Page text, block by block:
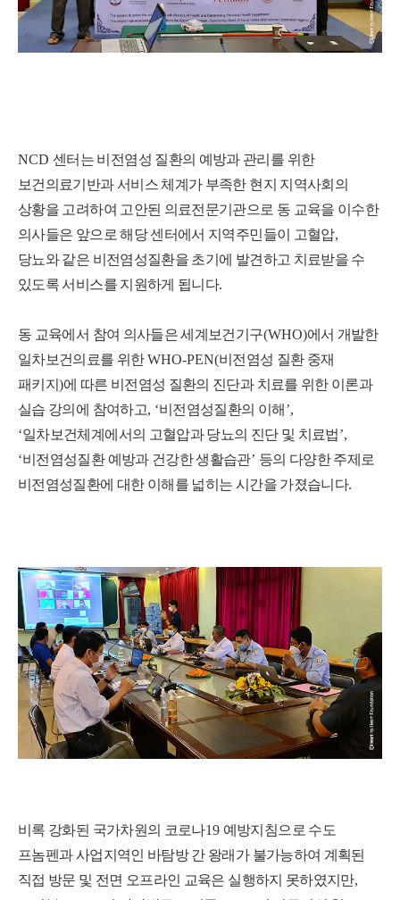
NCD 센터는 비전염성 질환의 예방과 관리를 위한
보건의료기반과 서비스 체계가 부족한 현지 지역사회의
상황을 고려하여 고안된 의료전문기관으로 동 교육을 이수한
의사들은 앞으로 해당 센터에서 지역주민들이 고혈압,
당뇨와 같은 비전염성질환을 초기에 발견하고 치료받을 수
있도록 서비스를 지원하게 됩니다.
동 교육에서 참여 의사들은 세계보건기구(WHO)에서 개발한
일차보건의료를 위한WHO-PEN(비전염성 질환 중재
패키지)에 따른 비전염성 질환의 진단과 치료를 위한 이론과
실습 강의에 참여하고, ‘비전염성질환의 이해 ’,
‘일차보건체계에서의 고혈압과 당뇨의 진단 및 치료법’,
‘비전염성질환 예방과 건강한 생활습관’ 등의 다양한 주제로
비전염성질환에 대한 이해를 넓히는 시간을 가졌습니다.
비록 강화된 국가차원의 코로나19 예방지침으로 수도
프놈펜과 사업지역인 바탐방 간 왕래가 불가능하여 계획된
직접 방문 및 전면 오프라인 교육은 실행하지 못하였지만,